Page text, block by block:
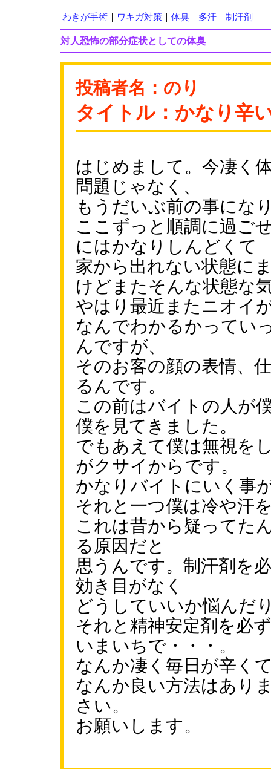
わきが手術 ワキガ対策 体臭 多汗 制汗剤
対人恐怖の部分症状としての体臭
投稿者名：のり
タイトル：かなり辛
はじめまして。今凄く
問題じゃなく、
もうだいぶ前の事にな
ここずっと順調に過ご
にはかなりしんどくて
家から出れない状態に
けどまたそんな状態な
やはり最近またニオイ
なんでわかるかってい
んですが、
そのお客の顔の表情、
るんです。
この前はバイトの人が
僕を見てきました。
でもあえて僕は無視を
がクサイからです。
かなりバイトにいく事
それと一つ僕は冷や汗
これは昔から疑ってた
る原因だと
思うんです。制汗剤を
効き目がなく
どうしていいか悩んだ
それと精神安定剤を必
いまいちで・・・。
なんか凄く毎日が辛く
なんか良い方法はあり
さい。
お願いします。